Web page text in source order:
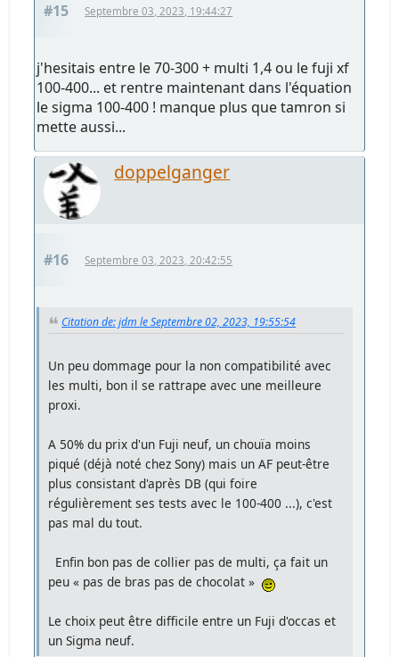
#15 Septembre 03, 2023, 19:44:27
j'hesitais entre le 70-300 + multi 1,4 ou le fuji xf
100-400... et rentre maintenant dans l'équation
le sigma 100-400 ! manque plus que tamron si
mette aussi...
doppelganger
#16 Septembre 03, 2023, 20:42:55
Citation de: jdm le Septembre 02, 2023, 19:55:54
Un peu dommage pour la non compatibilité avec
les multi, bon il se rattrape avec une meilleure
proxi.
A 50% du prix d'un Fuji neuf, un chouïa moins
piqué (déjà noté chez Sony) mais un AF peut-être
plus consistant d'après DB (qui foire
régulièrement ses tests avec le 100-400 ...), c'est
pas mal du tout.
Enfin bon pas de collier pas de multi, ça fait un
peu « pas de bras pas de chocolat »
Le choix peut être difficile entre un Fuji d'occas et
un Sigma neuf.